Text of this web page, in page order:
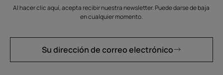
Al hacer clic aquí, acepta recibir nuestra newsletter. Puede darse de baja
en cualquier momento.
Su dirección de correo electrónico